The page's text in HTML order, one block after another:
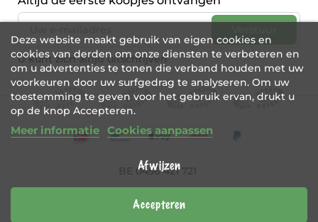
U kunt zich altijd uitschrijven
Deze website maakt gebruik van eigen cookies en
cookies van derden om onze diensten te verbeteren en
om u advertenties te tonen die verband houden met uw
voorkeuren door uw surfgedrag te analyseren. Om uw
toestemming te geven voor het gebruik ervan, drukt u
op de knop Accepteren.
Meer informatie Cookies aanpassen
Afwijzen
Accepteren
BE 0456 421 721
Webshop doorTajriba